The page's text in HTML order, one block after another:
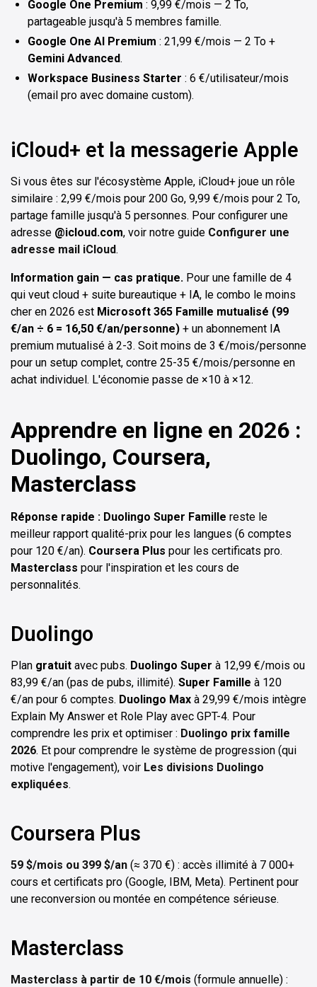
Google One Premium : 9,99 €/mois — 2 To,
partageable jusqu'à 5 membres famille.
Google One AI Premium : 21,99 €/mois — 2 To +
Gemini Advanced.
Workspace Business Starter : 6 €/utilisateur/mois
(email pro avec domaine custom).
iCloud+ et la messagerie Apple
Si vous êtes sur l'écosystème Apple, iCloud+ joue un rôle
similaire : 2,99 €/mois pour 200 Go, 9,99 €/mois pour 2 To,
partage famille jusqu'à 5 personnes. Pour configurer une
adresse @icloud.com, voir notre guide Configurer une
adresse mail iCloud.
Information gain — cas pratique. Pour une famille de 4
qui veut cloud + suite bureautique + IA, le combo le moins
cher en 2026 est Microsoft 365 Famille mutualisé (99
€/an ÷ 6 = 16,50 €/an/personne) + un abonnement IA
premium mutualisé à 2-3. Soit moins de 3 €/mois/personne
pour un setup complet, contre 25-35 €/mois/personne en
achat individuel. L'économie passe de ×10 à ×12.
Apprendre en ligne en 2026 :
Duolingo, Coursera,
Masterclass
Réponse rapide : Duolingo Super Famille reste le
meilleur rapport qualité-prix pour les langues (6 comptes
pour 120 €/an). Coursera Plus pour les certificats pro.
Masterclass pour l'inspiration et les cours de
personnalités.
Duolingo
Plan gratuit avec pubs. Duolingo Super à 12,99 €/mois ou
83,99 €/an (pas de pubs, illimité). Super Famille à 120
€/an pour 6 comptes. Duolingo Max à 29,99 €/mois intègre
Explain My Answer et Role Play avec GPT-4. Pour
comprendre les prix et optimiser : Duolingo prix famille
2026. Et pour comprendre le système de progression (qui
motive l'engagement), voir Les divisions Duolingo
expliquées.
Coursera Plus
59 $/mois ou 399 $/an (≈ 370 €) : accès illimité à 7 000+
cours et certificats pro (Google, IBM, Meta). Pertinent pour
une reconversion ou montée en compétence sérieuse.
Masterclass
Masterclass à partir de 10 €/mois (formule annuelle) :